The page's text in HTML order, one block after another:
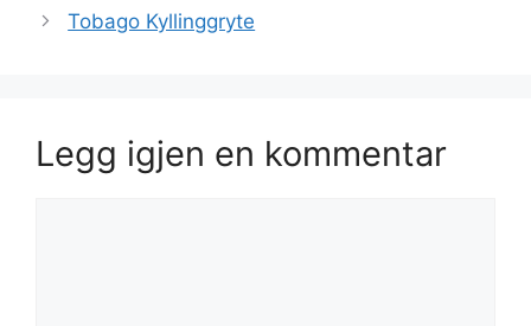
Tobago Kyllinggryte
Legg igjen en kommentar